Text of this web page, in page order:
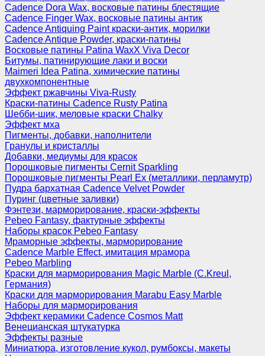
Cadence Dora Wax, восковые патины блестящие
Cadence Finger Wax, восковые патины антик
Сadence Antiquing Paint краски-антик, морилки
Cadence Antique Powder, краски-патины
Восковые патины Patina WaxX Viva Decor
Битумы, патинирующие лаки и воски
Maimeri Idea Patina, химические патины
двухкомпонентные
Эффект ржавчины Viva-Rusty
Краски-патины Cadence Rusty Patina
Шебби-шик, меловые краски Chalky
Эффект мха
Пигменты, добавки, наполнители
Гранулы и кристаллы
Добавки, медиумы для красок
Порошковые пигменты Cernit Sparkling
Порошковые пигменты Pearl Ex (металлики, перламутр)
Пудра бархатная Cadence Velvet Powder
Пуринг (цветные заливки)
Фэнтези, марморирование, краски-эффекты
Pebeo Fantasy, фактурные эффекты
Наборы красок Pebeo Fantasy
Мраморные эффекты, марморирование
Cadence Marble Effect, имитация мрамора
Pebeo Marbling
Краски для марморирования Magic Marble (C.Kreul,
Германия)
Краски для марморирования Marabu Easy Marble
Наборы для марморирования
Эффект керамики Cadence Cosmos Matt
Венецианская штукатурка
Эффекты разные
Миниатюра, изготовление кукол, румбоксы, макеты